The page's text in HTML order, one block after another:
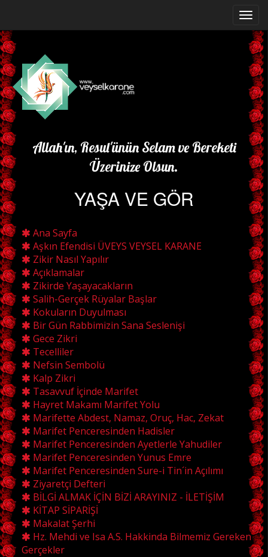
Allah'ın, Resul'ünün Selam ve Bereketi
Üzerinize Olsun.
YAŞA VE GÖR
Ana Sayfa
Aşkın Efendisi ÜVEYS VEYSEL KARANE
Zikir Nasıl Yapılır
Açıklamalar
Zikirde Yaşayacakların
Salih-Gerçek Rüyalar Başlar
Kokuların Duyulması
Bir Gün Rabbimizin Sana Seslenişi
Gece Zikri
Tecelliler
Nefsin Sembolü
Kalp Zikri
Tasavvuf İçinde Marifet
Hayret Makamı Marifet Yolu
Marifette Abdest, Namaz, Oruç, Hac, Zekat
Marifet Penceresinden Hadisler
Marifet Penceresinden Ayetlerle Yahudiler
Marifet Penceresinden Yunus Emre
Marifet Penceresinden Sure-i Tin´in Açılımı
Ziyaretçi Defteri
BİLGİ ALMAK İÇİN BİZİ ARAYINIZ - İLETİŞİM
KİTAP SİPARİŞİ
Makalat Şerhi
Hz. Mehdi ve Isa A.S. Hakkinda Bilmemiz Gereken
Gerçekler